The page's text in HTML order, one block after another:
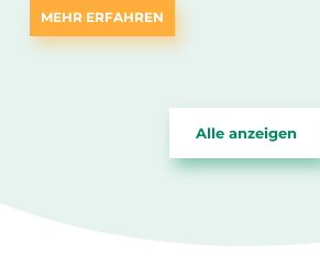
MEHR ERFAHREN
Alle anzeigen